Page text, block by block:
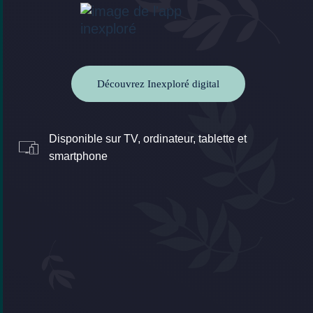
Découvrez Inexploré digital
Disponible sur TV, ordinateur, tablette et
smartphone